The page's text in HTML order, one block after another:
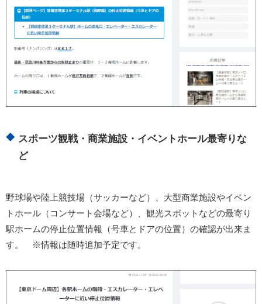
スポーツ観戦・商業施設・イベントホール最寄りな
ど
野球場や陸上競技場（サッカーなど）、大型商業施設やイベン
トホール（コンサート会場など）、観光スポットなどの最寄り
駅ホームの停止位置情報（号車とドアの位置）の確認が出来ま
す。 ※情報は随時追加予定です。